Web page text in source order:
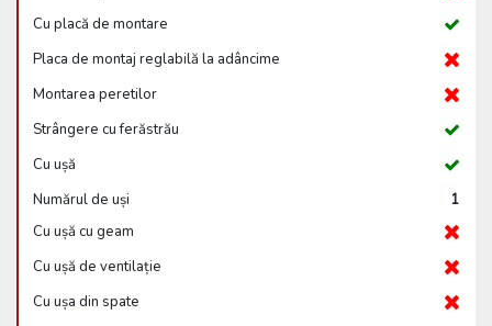
Cu placă de montare
Placa de montaj reglabilă la adâncime
Montarea peretilor
Strângere cu ferăstrău
Cu ușă
Numărul de uși
1
Cu ușă cu geam
Cu ușă de ventilație
Cu ușa din spate